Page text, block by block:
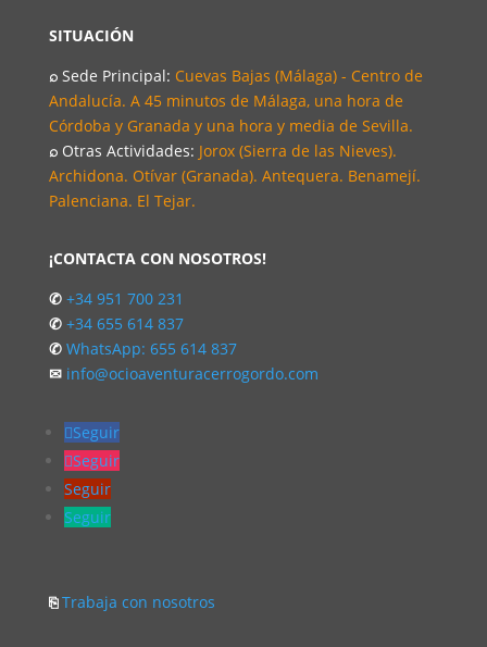
SITUACIÓN
⌕ Sede Principal: Cuevas Bajas (Málaga) - Centro de
Andalucía. A 45 minutos de Málaga, una hora de
Córdoba y Granada y una hora y media de Sevilla.
⌕ Otras Actividades: Jorox (Sierra de las Nieves).
Archidona. Otívar (Granada). Antequera. Benamejí.
Palenciana. El Tejar.
¡CONTACTA CON NOSOTROS!
✆ +34 951 700 231
✆ +34 655 614 837
✆ WhatsApp: 655 614 837
✉ info@ocioaventuracerrogordo.com
Seguir
Seguir
Seguir
Seguir
⎘Trabaja con nosotros